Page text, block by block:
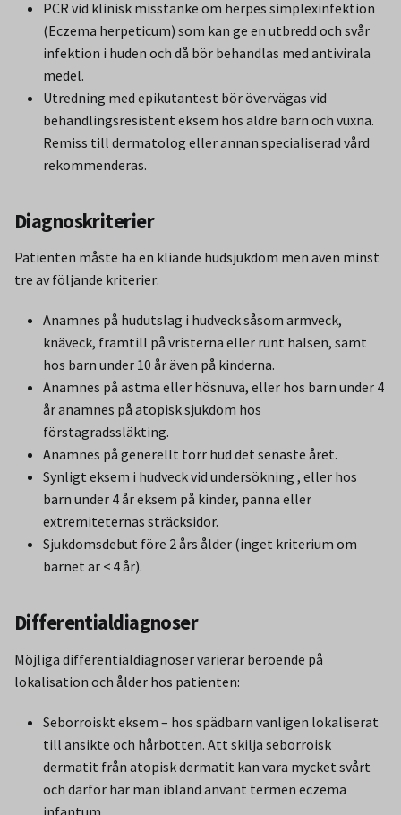
PCR vid klinisk misstanke om herpes simplexinfektion
(Eczema herpeticum) som kan ge en utbredd och svår
infektion i huden och då bör behandlas med antivirala
medel.
Utredning med epikutantest bör övervägas vid
behandlingsresistent eksem hos äldre barn och vuxna.
Remiss till dermatolog eller annan specialiserad vård
rekommenderas.
Diagnoskriterier
Patienten måste ha en kliande hudsjukdom men även minst
tre av följande kriterier:
Anamnes på hudutslag i hudveck såsom armveck,
knäveck, framtill på vristerna eller runt halsen, samt
hos barn under 10 år även på kinderna.
Anamnes på astma eller hösnuva, eller hos barn under 4
år anamnes på atopisk sjukdom hos
förstagradssläkting.
Anamnes på generellt torr hud det senaste året.
Synligt eksem i hudveck vid undersökning , eller hos
barn under 4 år eksem på kinder, panna eller
extremiteternas sträcksidor.
Sjukdomsdebut före 2 års ålder (inget kriterium om
barnet är < 4 år).
Differentialdiagnoser
Möjliga differentialdiagnoser varierar beroende på
lokalisation och ålder hos patienten:
Seborroiskt eksem – hos spädbarn vanligen lokaliserat
till ansikte och hårbotten. Att skilja seborroisk
dermatit från atopisk dermatit kan vara mycket svårt
och därför har man ibland använt termen eczema
infantum.